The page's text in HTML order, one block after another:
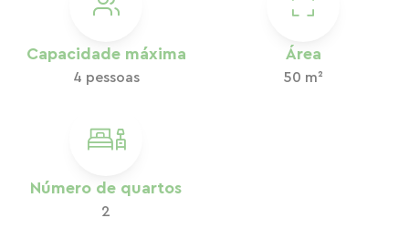
Capacidade máxima
4 pessoas
Área
50 m²
Número de quartos
2